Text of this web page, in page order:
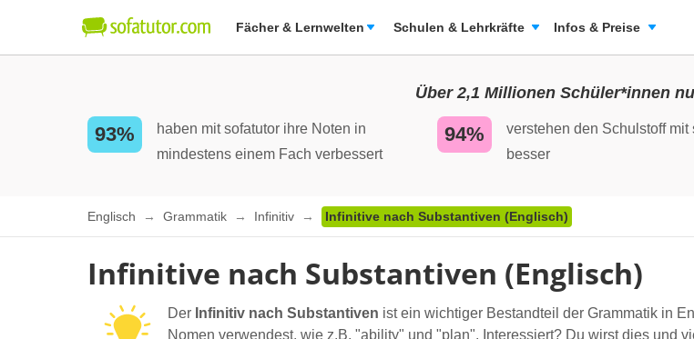
Fächer & Lernwelten Schulen & Lehrkräfte Infos & Preise
Über 2,1 Millionen Schüler*innen
93%
haben mit sofatutor ihre Noten in
mindestens einem Fach verbessert
94%
verstehen den Schulstoff mit
besser
Englisch Grammatik Infinitiv Infinitive nach Substantiven (Englisch)
Infinitive nach Substantiven (Englisch)
Der Infinitiv nach Substantiven ist ein wichtiger Bestandteil der Grammatik in
Nomen verwendest, wie z.B. "ability" und "plan". Interessiert? Du wirst dies und